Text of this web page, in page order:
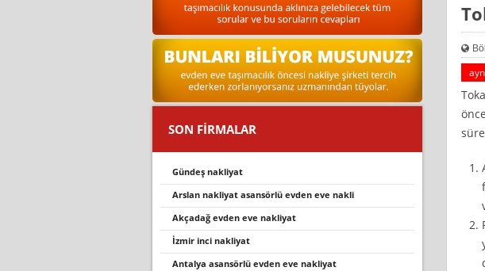
SON FİRMALAR
gündeş nakliyat
arslan nakli̇yat asansörlü evden eve nakli̇
akçadağ evden eve nakli̇yat
i̇zmir i̇nci nakliyat
antalya asansörlü evden eve nakliyat